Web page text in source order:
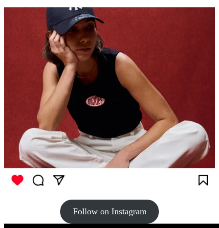
Follow on Instagram